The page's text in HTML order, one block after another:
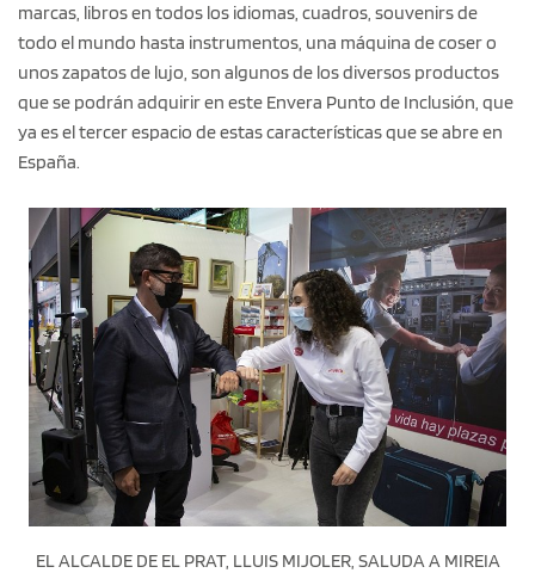
marcas, libros en todos los idiomas, cuadros, souvenirs de
todo el mundo hasta instrumentos, una máquina de coser o
unos zapatos de lujo, son algunos de los diversos productos
que se podrán adquirir en este Envera Punto de Inclusión, que
ya es el tercer espacio de estas características que se abre en
España.
EL ALCALDE DE EL PRAT, LLUIS MIJOLER, SALUDA A MIREIA